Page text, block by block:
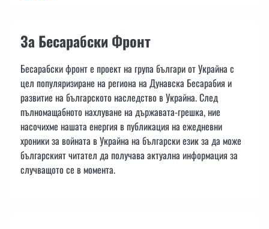
За Бесарабски Фронт
Бесарабски фронт е проект на група българи от Украйна с
цел популяризиране на региона на Дунавска Бесарабия и
развитие на българското наследство в Украйна. След
пълномащабното нахлуване на държавата-грешка, ние
насочихме нашата енергия в публикация на ежедневни
хроники за войната в Украйна на български език за да може
българският читател да получава актуална информация за
случващото се в момента.